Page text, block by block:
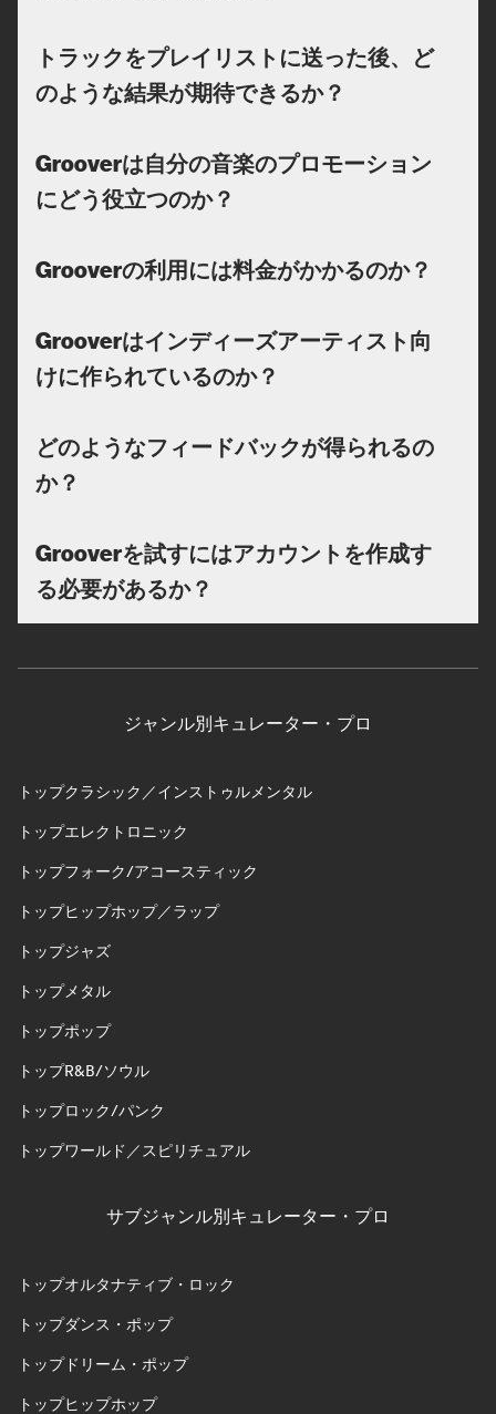
トラックをプレイリストに送った後、ど
のような結果が期待できるか？
Grooverは自分の音楽のプロモーション
にどう役立つのか？
Grooverの利用には料金がかかるのか？
Grooverはインディーズアーティスト向
けに作られているのか？
どのようなフィードバックが得られるの
か？
Grooverを試すにはアカウントを作成す
る必要があるか？
ジャンル別キュレーター・プロ
トップクラシック／インストゥルメンタル
トップエレクトロニック
トップフォーク/アコースティック
トップヒップホップ／ラップ
トップジャズ
トップメタル
トップポップ
トップR&B/ソウル
トップロック/パンク
トップワールド／スピリチュアル
サブジャンル別キュレーター・プロ
トップオルタナティブ・ロック
トップダンス・ポップ
トップドリーム・ポップ
トップヒップホップ